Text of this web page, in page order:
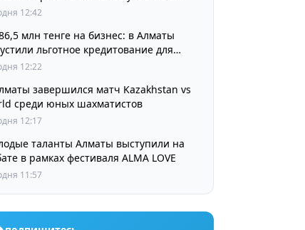
12:42
млн тенге на бизнес: в Алматы
льготное кредитование для
12:22
завершился матч Kazakhstan vs
среди юных шахматистов
12:17
таланты Алматы выступили на
в рамках фестиваля ALMA LOVE
11:57